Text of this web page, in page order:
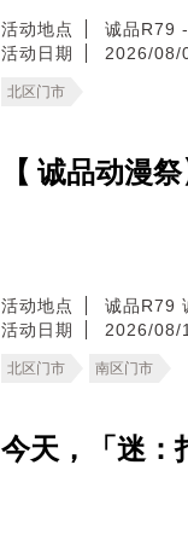
活动地点
诚品R79
活动日期
2026/08/
北区门市
【 诚品动漫
活动地点 诚品R79
活动日期
2026/08/
北区门市 南区门市
今天，「迷：